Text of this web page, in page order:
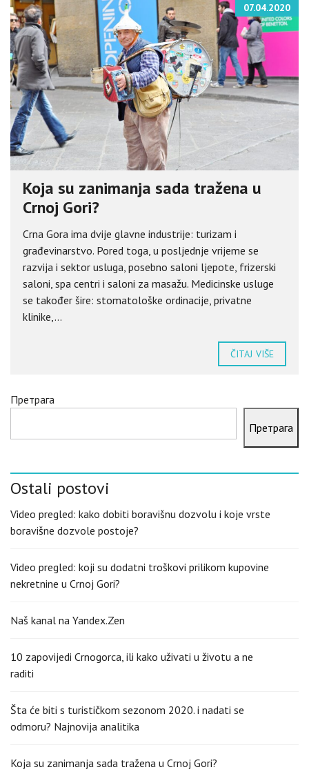
07.04.2020
Koja su zanimanja sada tražena u
Crnoj Gori?
Crna Gora ima dvije glavne industrije: turizam i
građevinarstvo. Pored toga, u posljednje vrijeme se
razvija i sektor usluga, posebno saloni ljepote, frizerski
saloni, spa centri i saloni za masažu. Medicinske usluge
se također šire: stomatološke ordinacije, privatne
klinike,...
ČITAJ VIŠE
Претрага
Претрага
Ostali postovi
Video pregled: kako dobiti boravišnu dozvolu i koje vrste
boravišne dozvole postoje?
Video pregled: koji su dodatni troškovi prilikom kupovine
nekretnine u Crnoj Gori?
Naš kanal na Yandex.Zen
10 zapovijedi Crnogorca, ili kako uživati u životu a ne
raditi
Šta će biti s turističkom sezonom 2020. i nadati se
odmoru? Najnovija analitika
Koja su zanimanja sada tražena u Crnoj Gori?